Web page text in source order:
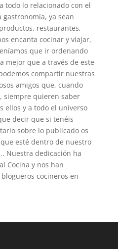
todo lo relacionado con el
gastronomía, ya sean
restaurantes,
encanta cocinar y viajar,
que ir ordenando
mejor que a través de este
compartir nuestras
amigos que, cuando
siempre quieren saber
ellos y a todo el universo
decir que si tenéis
sobre lo publicado os
esté dentro de nuestro
Nuestra dedicación ha
Cocina y nos han
cocineros en